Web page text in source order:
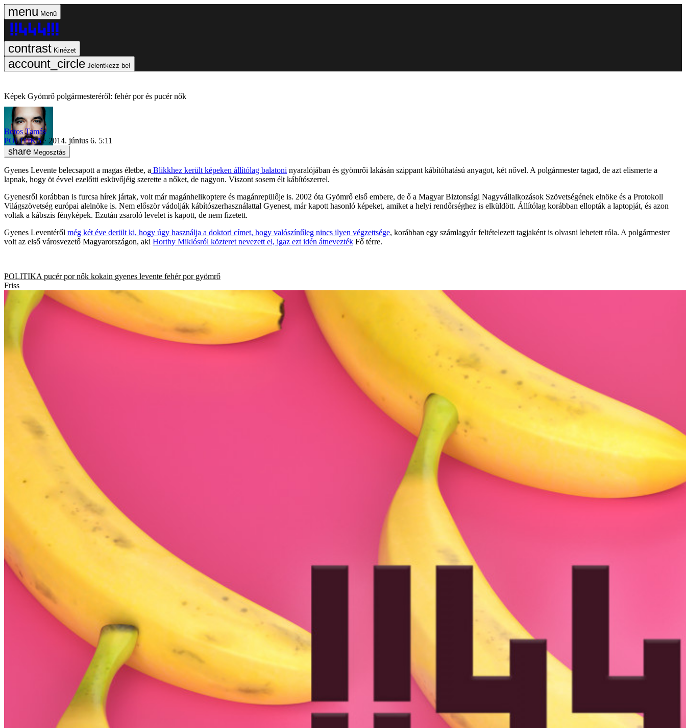
Menü
Kinézet
Jelentkezz be!
Képek Gyömrő polgármesteréről: fehér por és pucér nők
Botos Tamás
POLITIKA
2014. június 6. 5:11
Megosztás
Gyenes Levente belecsapott a magas életbe, a Blikkhez került képeken állítólag balatoni nyaralójában és gyömrői lakásán szippant kábítóhatású anyagot, két nővel. A polgármester tagad, de azt elismerte a
lapnak, hogy öt évvel ezelőtti esküvőjéig szerette a nőket, de nagyon. Viszont sosem élt kábítószerrel.
Gyenesről korábban is furcsa hírek jártak, volt már magánhelikoptere és magánrepülője is. 2002 óta Gyömrő első embere, de ő a Magyar Biztonsági Nagyvállalkozások Szövetségének elnöke és a Protokoll
Világszövetség európai alelnöke is. Nem először vádolják kábítószerhasználattal Gyenest, már kapott hasonló képeket, amiket a helyi rendőrséghez is elküldött. Állítólag korábban ellopták a laptopját, és azon
voltak a kábszis fényképek. Ezután zsaroló levelet is kapott, de nem fizetett.
Gyenes Leventéről még két éve derült ki, hogy úgy használja a doktori címet, hogy valószínűleg nincs ilyen végzettsége, korábban egy számlagyár feltételezett tagjaként is olvasni lehetett róla. A polgármester
volt az első városvezető Magyarországon, aki Horthy Miklósról közteret nevezett el, igaz ezt idén átnevezték Fő térre.
POLITIKA pucér por nők kokain gyenes levente fehér por gyömrő
Friss